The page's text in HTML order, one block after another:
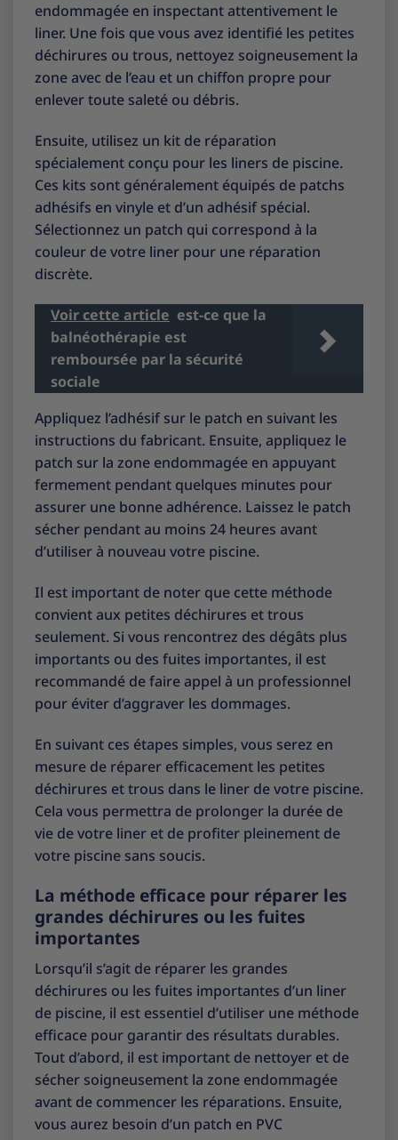
endommagée en inspectant attentivement le
liner. Une fois que vous avez identifié les petites
déchirures ou trous, nettoyez soigneusement la
zone avec de l’eau et un chiffon propre pour
enlever toute saleté ou débris.
Ensuite, utilisez un kit de réparation
spécialement conçu pour les liners de piscine.
Ces kits sont généralement équipés de patchs
adhésifs en vinyle et d’un adhésif spécial.
Sélectionnez un patch qui correspond à la
couleur de votre liner pour une réparation
discrète.
Voir cette article est-ce que la
balnéothérapie est
remboursée par la sécurité
sociale
Appliquez l’adhésif sur le patch en suivant les
instructions du fabricant. Ensuite, appliquez le
patch sur la zone endommagée en appuyant
fermement pendant quelques minutes pour
assurer une bonne adhérence. Laissez le patch
sécher pendant au moins 24 heures avant
d’utiliser à nouveau votre piscine.
Il est important de noter que cette méthode
convient aux petites déchirures et trous
seulement. Si vous rencontrez des dégâts plus
importants ou des fuites importantes, il est
recommandé de faire appel à un professionnel
pour éviter d’aggraver les dommages.
En suivant ces étapes simples, vous serez en
mesure de réparer efficacement les petites
déchirures et trous dans le liner de votre piscine.
Cela vous permettra de prolonger la durée de
vie de votre liner et de profiter pleinement de
votre piscine sans soucis.
La méthode efficace pour réparer les
grandes déchirures ou les fuites
importantes
Lorsqu’il s’agit de réparer les grandes
déchirures ou les fuites importantes d’un liner
de piscine, il est essentiel d’utiliser une méthode
efficace pour garantir des résultats durables.
Tout d’abord, il est important de nettoyer et de
sécher soigneusement la zone endommagée
avant de commencer les réparations. Ensuite,
vous aurez besoin d’un patch en PVC